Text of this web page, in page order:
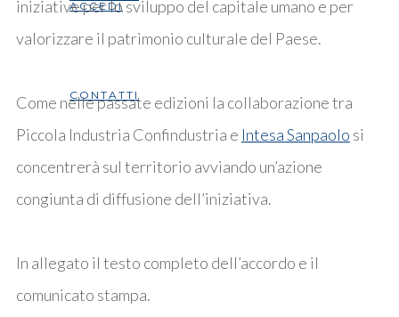
ACCEDI
CONTATTI
iniziative per lo sviluppo del capitale umano e per
valorizzare il patrimonio culturale del Paese.
Come nelle passate edizioni la collaborazione tra
Piccola Industria Confindustria e Intesa Sanpaolo si
concentrerà sul territorio avviando un’azione
congiunta di diffusione dell’iniziativa.
In allegato il testo completo dell’accordo e il
comunicato stampa.